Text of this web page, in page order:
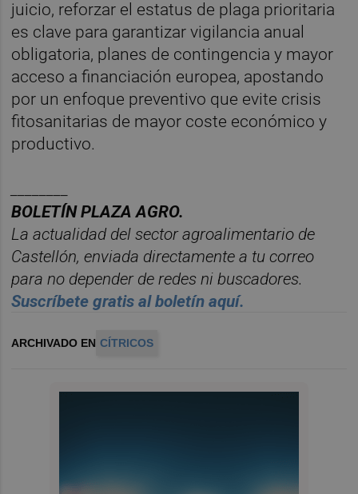
juicio, reforzar el estatus de plaga prioritaria
es clave para garantizar vigilancia anual
obligatoria, planes de contingencia y mayor
acceso a financiación europea, apostando
por un enfoque preventivo que evite crisis
fitosanitarias de mayor coste económico y
productivo.
BOLETÍN PLAZA AGRO.
La actualidad del sector agroalimentario de
Castellón, enviada directamente a tu correo
para no depender de redes ni buscadores.
Suscríbete gratis al boletín aquí.
ARCHIVADO EN CÍTRICOS